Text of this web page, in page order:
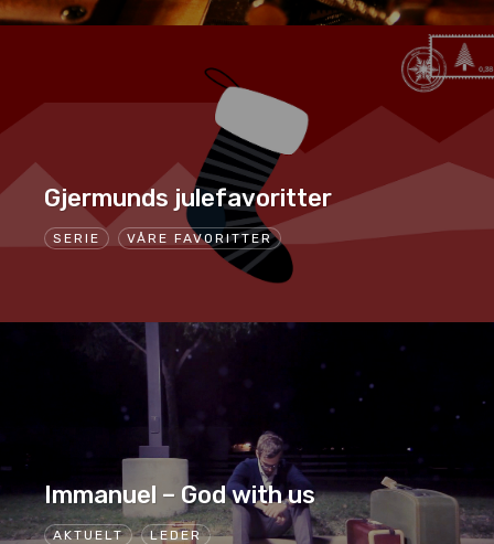
SERIE VÅRE FAVORITTER
Gjermunds julefavoritter
AKTUELT LEDER
Immanuel – God with us